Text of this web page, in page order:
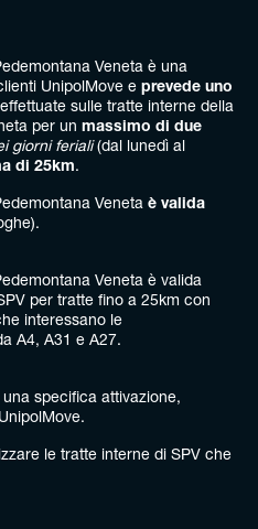
Veneta è una
UnipolMove e prevede uno
effettuate sulle tratte interne della
per un massimo di due
giorni feriali(dal lunedì al
di 25km.
Veneta è valida
Veneta è valida
per tratte fino a 25km con
interessano le
A4, A31 e A27.
specifica attivazione,
le tratte interne di SPV che